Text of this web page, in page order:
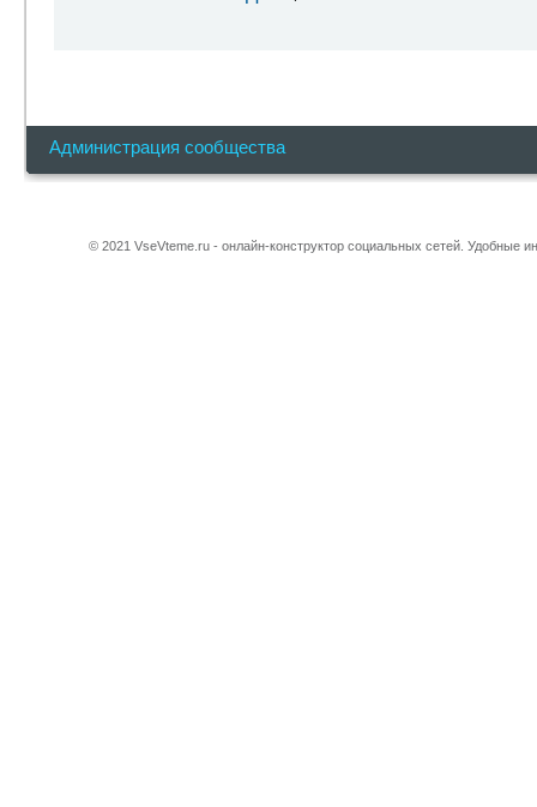
Администрация сообщества
© 2021 VseVteme.ru - онлайн-конструктор социальных сетей. Удобные